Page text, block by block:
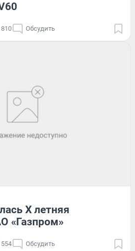
810 Обсудить
X летняя
«Газпром»
554 Обсудить